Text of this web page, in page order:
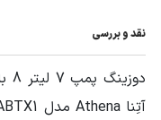
منبع انرژی
کشور سازنده
محصول
نقد و بررسی